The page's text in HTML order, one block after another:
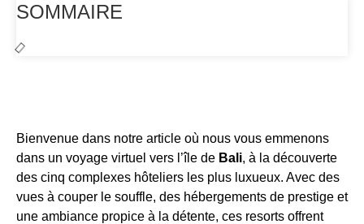
SOMMAIRE
Bienvenue dans notre article où nous vous emmenons
dans un voyage virtuel vers l’île de Bali, à la découverte
des cinq complexes hôteliers les plus luxueux. Avec des
vues à couper le souffle, des hébergements de prestige et
une ambiance propice à la détente, ces resorts offrent